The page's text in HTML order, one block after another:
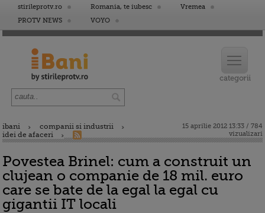
stirileprotv.ro Romania, te iubesc
Vremea
PROTV NEWS
VOYO
ibani
companii si industrii
idei de afaceri
15 aprilie 2012 13:33 / 784
vizualizari
Povestea Brinel: cum a construit un
clujean o companie de 18 mil. euro
care se bate de la egal la egal cu
gigantii IT locali